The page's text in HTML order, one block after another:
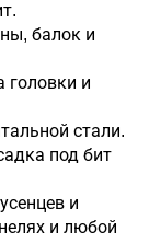
балок и
и
стали.
под бит
и
и любой